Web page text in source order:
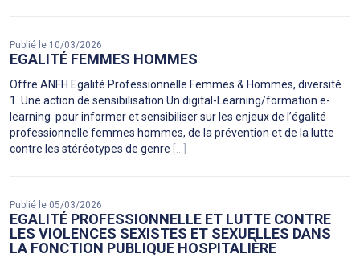
Publié le 10/03/2026
EGALITÉ FEMMES HOMMES
Offre ANFH Egalité Professionnelle Femmes & Hommes, diversité
1. Une action de sensibilisation Un digital-Learning/formation e-
learning pour informer et sensibiliser sur les enjeux de l’égalité
professionnelle femmes hommes, de la prévention et de la lutte
contre les stéréotypes de genre [...]
Publié le 05/03/2026
EGALITÉ PROFESSIONNELLE ET LUTTE CONTRE
LES VIOLENCES SEXISTES ET SEXUELLES DANS
LA FONCTION PUBLIQUE HOSPITALIÈRE